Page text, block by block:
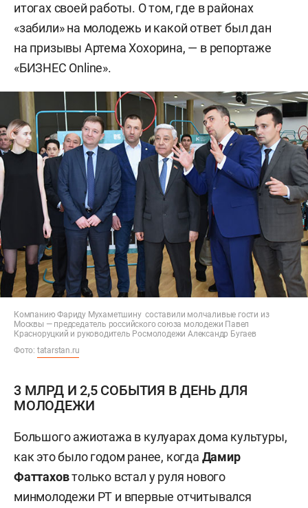
итогах своей работы. О том, где в районах
«забили» на молодежь и какой ответ был дан
на призывы Артема Хохорина, — в репортаже
«БИЗНЕС Online».
Компанию Фариду Мухаметшину составили молчаливые гости из
Москвы — председатель российского союза молодежи Павел
Красноруцкий и руководитель Росмолодежи Александр Бугаев
Фото: tatarstan.ru
3 МЛРД И 2,5 СОБЫТИЯ В ДЕНЬ ДЛЯ
МОЛОДЕЖИ
Большого ажиотажа в кулуарах дома культуры,
как это было годом ранее, когда Дамир
Фаттаховтолько встал у руля нового
минмолодежи РТ и впервые отчитывался